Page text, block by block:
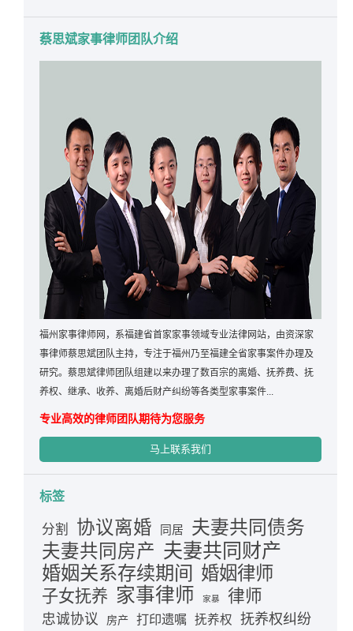
蔡思斌家事律师团队介绍
福州家事律师网，系福建省首家家事领域专业法律网站，由资深家
事律师蔡思斌团队主持，专注于福州乃至福建全省家事案件办理及
研究。蔡思斌律师团队组建以来办理了数百宗的离婚、抚养费、抚
养权、继承、收养、离婚后财产纠纷等各类型家事案件...
专业高效的律师团队期待为您服务
马上联系我们
标签
分割 协议离婚 同居 夫妻共同债务
夫妻共同房产 夫妻共同财产
婚姻关系存续期间 婚姻律师
子女抚养 家事律师 家暴 律师
忠诚协议 房产 打印遗嘱 抚养权 抚养权纠纷